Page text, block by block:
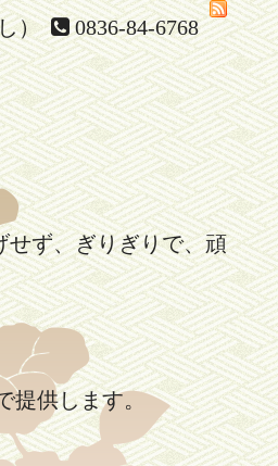
0836-84-6768
）
ず、ぎりぎりで、頑
提供します。